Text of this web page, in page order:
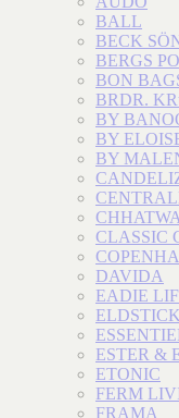
BALL
BECK
BERGS
BON
BRDR.
BY
BY
BY
CLASSIC
DAVIDA
EADIE
ESTER &
ETONIC
FERM
FRAMA